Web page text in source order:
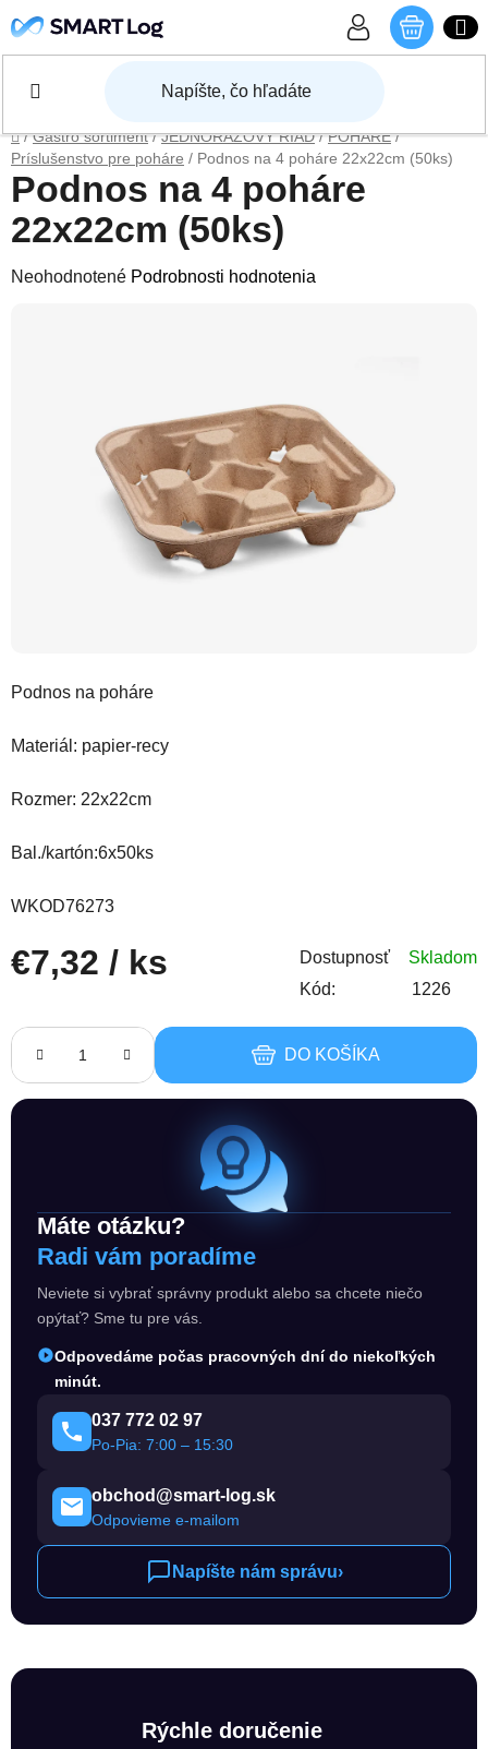
Domov
/ Gastro sortiment / JEDNORÁZOVÝ RIAD / POHÁRE /
Príslušenstvo pre poháre / Podnos na 4 poháre 22x22cm (50ks)
Podnos na poháre
Materiál: papier-recy
Rozmer: 22x22cm
Bal./kartón:6x50ks
WKOD76273
€7,32 / ks Dostupnosť
Skladom
Kód:
1226
DO KOŠÍKA
Máte otázku?
Radi vám poradíme
Neviete si vybrať správny produkt alebo sa chcete niečo
opýtať? Sme tu pre vás.
Odpovedáme počas pracovných dní do niekoľkých
minút.
037 772 02 97
Po-Pia: 7:00 – 15:30
obchod@smart-log.sk
Odpovieme e-mailom
Napíšte nám správu›
Podnos na 4 poháre
22x22cm (50ks)
Priemerné hodnotenie produktu je 0,0 z 5 hviezdičiek.
Neohodnotené Podrobnosti hodnotenia
Rýchle doručenie